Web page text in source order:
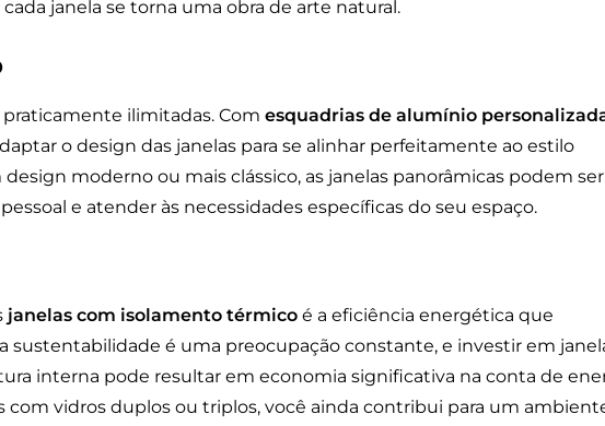
janela se torna uma obra de arte natural.
praticamente ilimitadas. Com esquadrias de alumínio
o design das janelas para se alinhar perfeitamente ao estilo
moderno ou mais clássico, as janelas panorâmicas podem ser
e atender às necessidades específicas do seu espaço.
janelas com isolamento térmico é a eficiência energética que
sustentabilidade é uma preocupação constante, e investir em
interna pode resultar em economia significativa na conta de
com vidros duplos ou triplos, você ainda contribui para um